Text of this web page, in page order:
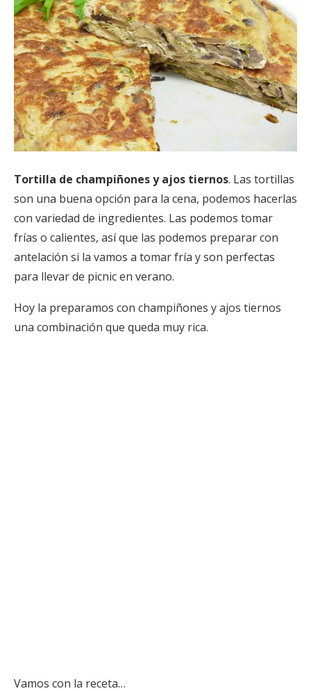
Tortilla de champiñones y ajos tiernos. Las tortillas
son una buena opción para la cena, podemos hacerlas
con variedad de ingredientes. Las podemos tomar
frías o calientes, así que las podemos preparar con
antelación si la vamos a tomar fría y son perfectas
para llevar de picnic en verano.
Hoy la preparamos con champiñones y ajos tiernos
una combinación que queda muy rica.
Vamos con la receta…